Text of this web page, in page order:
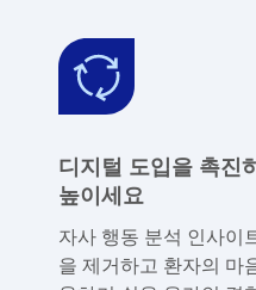
디지털 도입을 촉진
높이세요
자사 행동 분석 인사이
을 제거하고 환자의 마